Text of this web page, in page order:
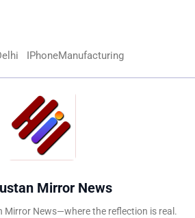
IPhoneManufacturing
Mirror News
Mirror News—where the reflection is real.